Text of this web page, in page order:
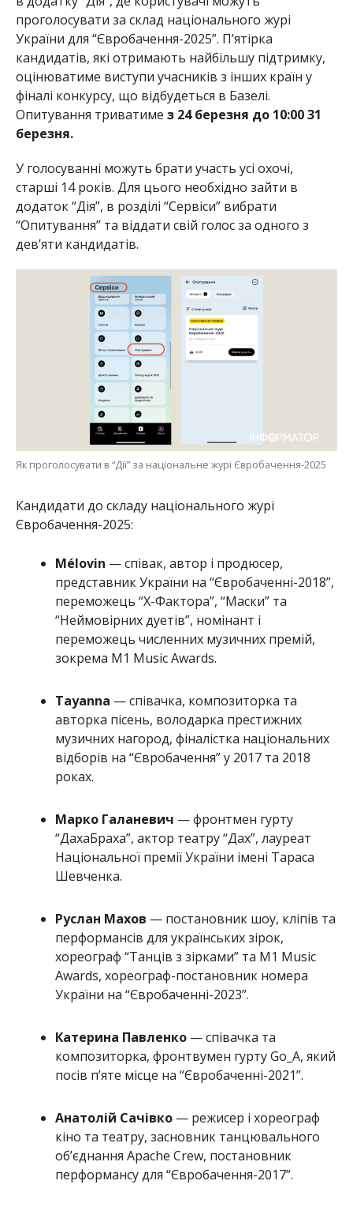
проголосувати за склад національного журі
України для “Євробачення-2025”. П’ятірка
кандидатів, які отримають найбільшу підтримку,
оцінюватиме виступи учасників з інших країн у
фіналі конкурсу, що відбудеться в Базелі.
Опитування триватиме з 24 березня до 10:00 31
березня.
У голосуванні можуть брати участь усі охочі,
старші 14 років. Для цього необхідно зайти в
додаток “Дія”, в розділі “Сервіси” вибрати
“Опитування” та віддати свій голос за одного з
дев’яти кандидатів.
Як проголосувати в “Дії” за національне журі Євробачення-2025
Кандидати до складу національного журі
Євробачення-2025:
Mélovin — співак, автор і продюсер,
представник України на “Євробаченні-2018”,
переможець “Х-Фактора”, “Маски” та
“Неймовірних дуетів”, номінант і
переможець численних музичних премій,
зокрема M1 Music Awards.
Tayanna — співачка, композиторка та
авторка пісень, володарка престижних
музичних нагород, фіналістка національних
відборів на “Євробачення” у 2017 та 2018
роках.
Марко Галаневич — фронтмен гурту
“ДахаБраха”, актор театру “Дах”, лауреат
Національної премії України імені Тараса
Шевченка.
Руслан Махов — постановник шоу, кліпів та
перформансів для українських зірок,
хореограф “Танців з зірками” та M1 Music
Awards, хореограф-постановник номера
України на “Євробаченні-2023”.
Катерина Павленко— співачка та
композиторка, фронтвумен гурту Go_A, який
посів п’яте місце на “Євробаченні-2021”.
Анатолій Сачівко— режисер і хореограф
кіно та театру, засновник танцювального
об’єднання Apache Crew, постановник
перформансу для “Євробачення-2017”.